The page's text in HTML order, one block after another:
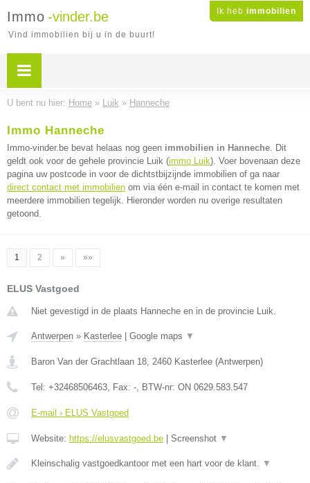
Ik heb immobilien
Immo -vinder.be
Vind immobilien bij u in de buurt!
U bent nu hier: Home » Luik » Hanneche
Immo Hanneche
Immo-vinder.be bevat helaas nog geen immobilien in Hanneche. Dit
geldt ook voor de gehele provincie Luik (immo Luik). Voer bovenaan deze
pagina uw postcode in voor de dichtstbijzijnde immobilien of ga naar
direct contact met immobilien om via één e-mail in contact te komen met
meerdere immobilien tegelijk. Hieronder worden nu overige resultaten
getoond.
1 2 » »»
ELUS Vastgoed
Niet gevestigd in de plaats Hanneche en in de provincie Luik.
Antwerpen » Kasterlee Google maps ▼
Baron Van der Grachtlaan 18, 2460 Kasterlee (Antwerpen)
Tel: +32468506463, Fax: -, BTW-nr: ON 0629.583.547
E-mail › ELUS Vastgoed
Website: https://elusvastgoed.be Screenshot ▼
Kleinschalig vastgoedkantoor met een hart voor de klant. ▼